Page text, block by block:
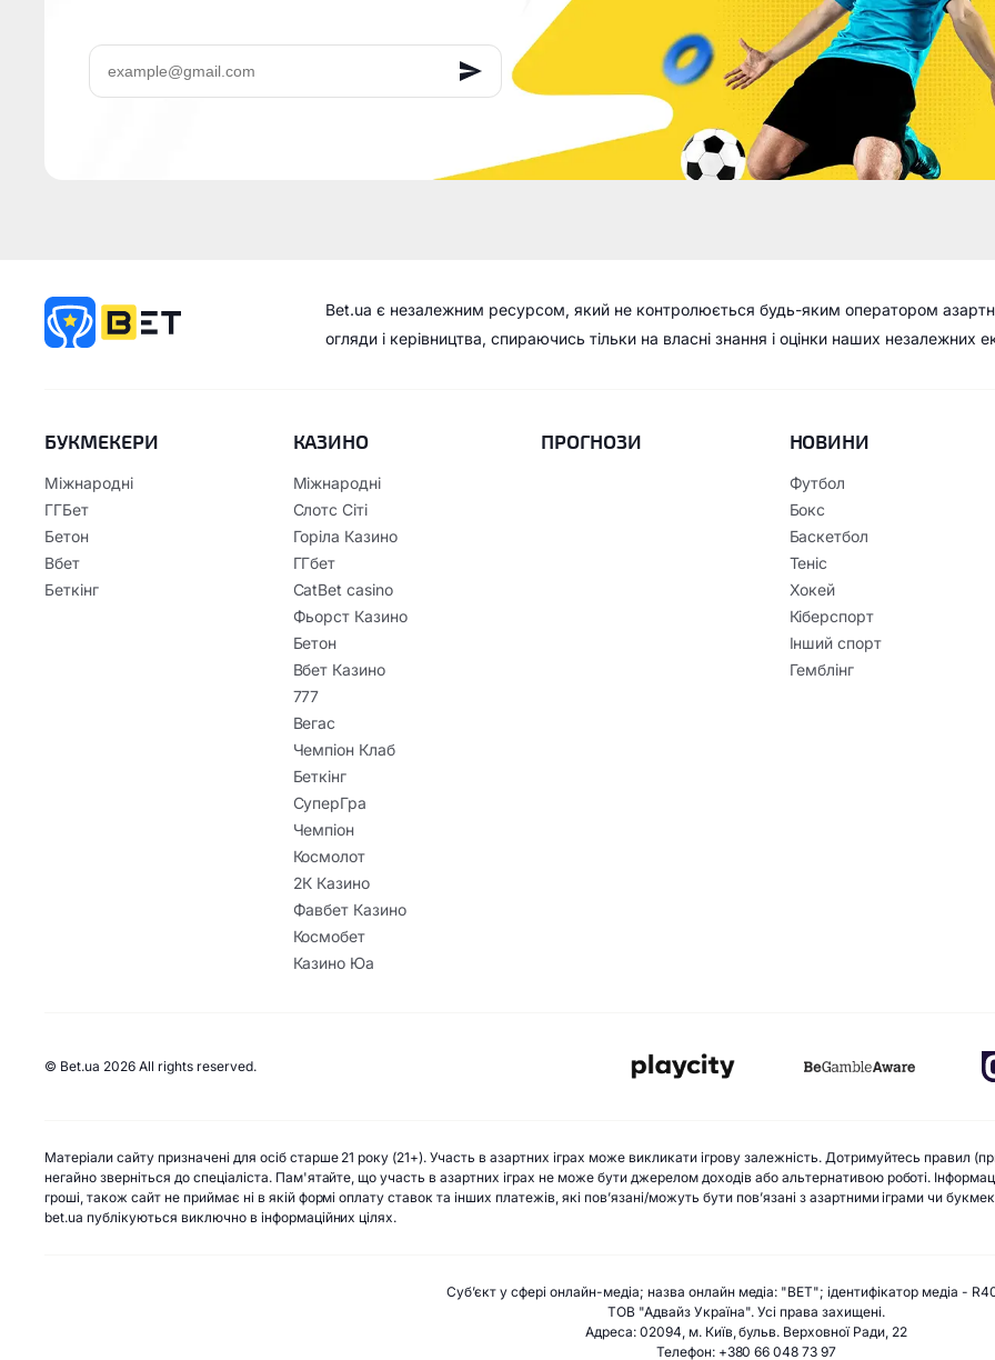
Bet.ua є незалежним ресурсом, який не контролюється будь-яким оператором
огляди і керівництва, спираючись тільки на власні знання і оцінки наших незалежних
БУКМЕКЕРИ
Міжнародні
ГГБет
Бетон
Вбет
Беткінг
КАЗИНО
Міжнародні
Слотс Сіті
Горіла Казино
ГГбет
CatBet casino
Фьорст Казино
Бетон
Вбет Казино
777
Вегас
Чемпіон Клаб
Беткінг
СуперГра
Чемпіон
Космолот
2К Казино
Фавбет Казино
Космобет
Казино Юа
ПРОГНОЗИ НОВИНИ
Футбол
Бокс
Баскетбол
Теніс
Хокей
Кіберспорт
Інший спорт
Гемблінг
© Bet.ua 2026 All rights reserved.
Матеріали сайту призначені для осіб старше 21 року (21+). Участь в азартних іграх може викликати ігрову залежність. Дотримуйтесь правил
негайно зверніться до спеціаліста. Пам'ятайте, що участь в азартних іграх не може бути джерелом доходів або альтернативою роботі.
гроші, також сайт не приймає ні в якій формі оплату ставок та інших платежів, які пов’язані/можуть бути пов’язані з азартними іграми чи
bet.ua публікуються виключно в інформаційних цілях.
Субʼєкт у сфері онлайн-медіа; назва онлайн медіа: "BET"; ідентифікатор медіа -
ТОВ "Адвайз Україна". Усі права захищені.
Адреса: 02094, м. Київ, бульв. Верховної Ради, 22
Телефон: +380 66 048 73 97